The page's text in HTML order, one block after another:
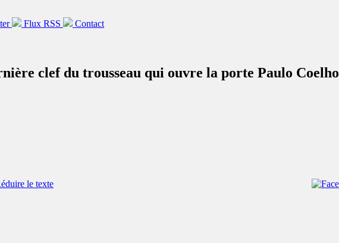
Flux RSS Contact
clef du trousseau qui ouvre la porte Paulo Coelho